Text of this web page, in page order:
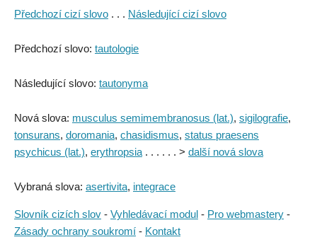
Předchozí cizí slovo . . . Následující cizí slovo
Předchozí slovo: tautologie
Následující slovo: tautonyma
Nová slova: musculus semimembranosus (lat.), sigilografie,
tonsurans, doromania, chasidismus, status praesens
psychicus (lat.), erythropsia . . . . . . > další nová slova
Vybraná slova: asertivita, integrace
Slovník cizích slov - Vyhledávací modul - Pro webmastery -
Zásady ochrany soukromí - Kontakt